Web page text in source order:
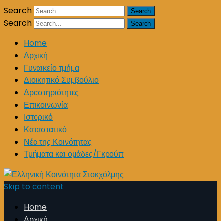
Search
Search
Home
Αρχική
Γυναικείο τμήμα
Διοικητικό Συμβούλιο
Δραστηριότητες
Επικοινωνία
Ιστορικό
Καταστατικό
Νέα της Κοινότητας
Τμήματα και ομάδες/Γκρούπ
Skip to content
Home